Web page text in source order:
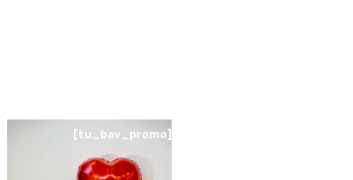
[tu_bav_promo]